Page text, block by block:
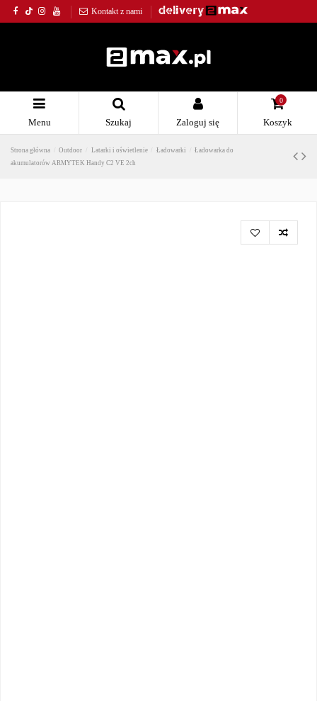
Kontakt z nami
Menu Szukaj Zaloguj się
0
Koszyk
Strona główna Outdoor Latarki i oświetlenie Ładowarki
Ładowarka do
akumulatorów ARMYTEK Handy C2 VE 2ch